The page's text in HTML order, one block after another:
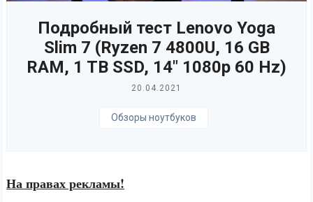
Подробный тест Lenovo Yoga
Slim 7 (Ryzen 7 4800U, 16 GB
RAM, 1 TB SSD, 14″ 1080p 60 Hz)
20.04.2021
Обзоры ноутбуков
На правах рекламы!